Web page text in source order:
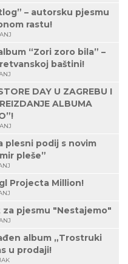
– autorsku pjesmu
rastu!
“Zori zoro bila” –
baštini!
DAY U ZAGREBU I
ALBUMA
plesni podij s novim
pleše”
Projecta Million!
pjesmu "Nestajemo"
album „Trostruki
u prodaji!